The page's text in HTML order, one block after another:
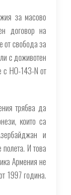
за масово
договор на
от свобода за
с доживотен
с HO-143-N от
трябва да
които са
и
И това
Армения не
1997 година.